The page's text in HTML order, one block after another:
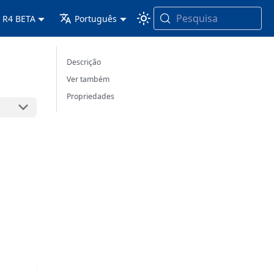
BETA Português Pesquisa
Descrição
Ver também
Propriedades